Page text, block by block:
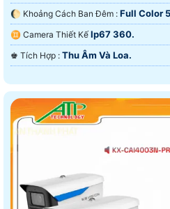
🌔 Khoảng Cách Ban Đêm : Full Color
♊ Camera Thiết Kế Ip67 360.
️♚ Tích Hợp : Thu Âm Và Loa.